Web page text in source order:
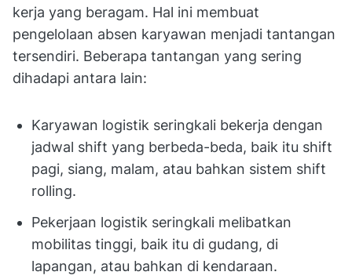
kerja yang beragam. Hal ini membuat
pengelolaan absen karyawan menjadi tantangan
tersendiri. Beberapa tantangan yang sering
dihadapi antara lain:
Karyawan logistik seringkali bekerja dengan
jadwal shift yang berbeda-beda, baik itu shift
pagi, siang, malam, atau bahkan sistem shift
rolling.
Pekerjaan logistik seringkali melibatkan
mobilitas tinggi, baik itu di gudang, di
lapangan, atau bahkan di kendaraan.